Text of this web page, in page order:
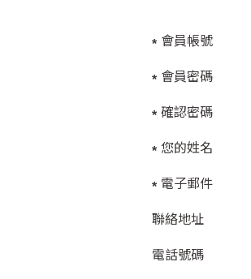
會員帳號
會員密碼
確認密碼
您的姓名
電子郵件
聯絡地址
電話號碼